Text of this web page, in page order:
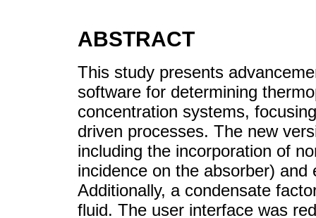
ABSTRACT
This study presents
software for determining
concentration systems,
driven processes. The new
including the incorporation of
incidence on the absorber)
Additionally, a condensate
fluid. The user interface was